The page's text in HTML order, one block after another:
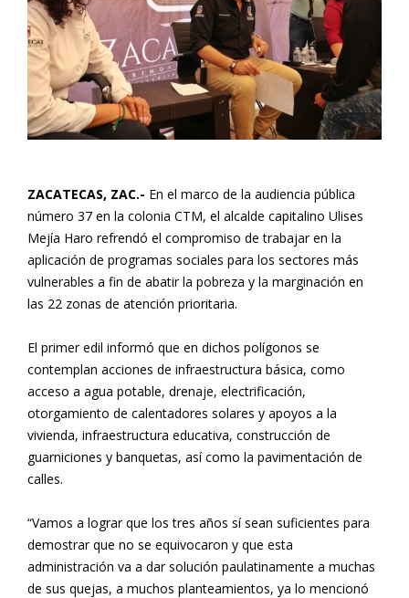
ZACATECAS, ZAC.- En el marco de la audiencia pública
número 37 en la colonia CTM, el alcalde capitalino Ulises
Mejía Haro refrendó el compromiso de trabajar en la
aplicación de programas sociales para los sectores más
vulnerables a fin de abatir la pobreza y la marginación en
las 22 zonas de atención prioritaria.
El primer edil informó que en dichos polígonos se
contemplan acciones de infraestructura básica, como
acceso a agua potable, drenaje, electrificación,
otorgamiento de calentadores solares y apoyos a la
vivienda, infraestructura educativa, construcción de
guarniciones y banquetas, así como la pavimentación de
calles.
“Vamos a lograr que los tres años sí sean suficientes para
demostrar que no se equivocaron y que esta
administración va a dar solución paulatinamente a muchas
de sus quejas, a muchos planteamientos, ya lo mencionó